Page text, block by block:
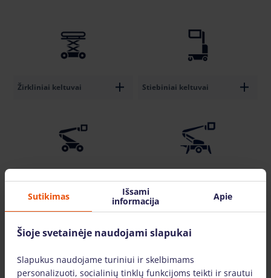
Žirkliniai keltuvai Stiebiniai keltuvai
Alkūniniai keltuvai
Autobokšteliai Šakiniai Krautuvai
Sutikimas
Išsami
informacija
Apie
Šioje svetainėje naudojami slapukai
Slapukus naudojame turiniui ir skelbimams
personalizuoti, socialinių tinklų funkcijoms teikti ir srautui